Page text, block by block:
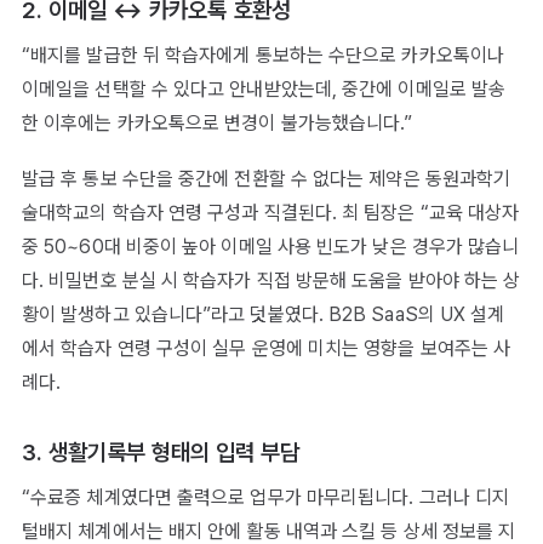
2. 이메일 ↔ 카카오톡 호환성
“배지를 발급한 뒤 학습자에게 통보하는 수단으로 카카오톡이나
이메일을 선택할 수 있다고 안내받았는데, 중간에 이메일로 발송
한 이후에는 카카오톡으로 변경이 불가능했습니다.”
발급 후 통보 수단을 중간에 전환할 수 없다는 제약은 동원과학기
술대학교의 학습자 연령 구성과 직결된다. 최 팀장은 “교육 대상자
중 50~60대 비중이 높아 이메일 사용 빈도가 낮은 경우가 많습니
다. 비밀번호 분실 시 학습자가 직접 방문해 도움을 받아야 하는 상
황이 발생하고 있습니다”라고 덧붙였다. B2B SaaS의 UX 설계
에서 학습자 연령 구성이 실무 운영에 미치는 영향을 보여주는 사
례다.
3. 생활기록부 형태의 입력 부담
“수료증 체계였다면 출력으로 업무가 마무리됩니다. 그러나 디지
털배지 체계에서는 배지 안에 활동 내역과 스킬 등 상세 정보를 지